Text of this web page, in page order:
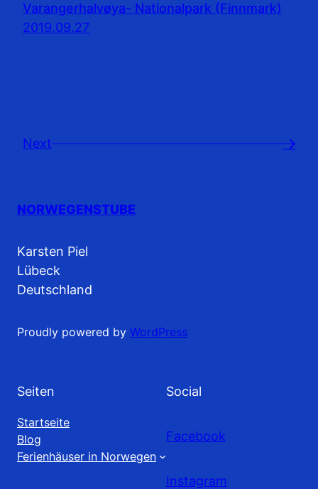
Varangerhalvøya- Nationalpark (Finnmark)
2019.09.27
Next →
NORWEGENSTUBE
Karsten Piel
Lübeck
Deutschland
Proudly powered by WordPress
Seiten
Startseite
Blog
Ferienhäuser in Norwegen
Social
Facebook
Instagram